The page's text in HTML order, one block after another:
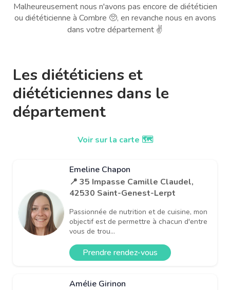
Malheureusement nous n'avons pas encore de diététicien
ou diététicienne à Combre 🥺, en revanche nous en avons
dans votre département ✌️
Les diététiciens et
diététiciennes dans le
département
Voir sur la carte 🗺️
Emeline Chapon
📍 35 Impasse Camille Claudel,
42530 Saint-Genest-Lerpt
Passionnée de nutrition et de cuisine, mon
objectif est de permettre à chacun d'entre
vous de trou...
Prendre rendez-vous
Amélie Girinon